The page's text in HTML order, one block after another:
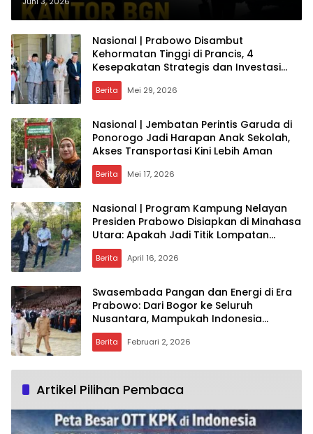
Dampaknya bagi Program Makan
Bergizi Gratis?Nasional | Prabowo Disambut
Kehormatan Tinggi di Prancis, 4
Kesepakatan Strategis dan Investasi
Triliunan Jadi Sorotan Dunia
Berita Mei 29, 2026
Nasional | Jembatan Perintis Garuda di
Ponorogo Jadi Harapan Anak Sekolah,
Akses Transportasi Kini Lebih Aman
Berita Mei 17, 2026
Nasional | Program Kampung Nelayan
Presiden Prabowo Disiapkan di Minahasa
Utara: Apakah Jadi Titik Lompatan
Ekonomi Pesisir?
Berita April 16, 2026
Swasembada Pangan dan Energi di Era
Prabowo: Dari Bogor ke Seluruh
Nusantara, Mampukah Indonesia
Mandiri?
Berita Februari 2, 2026
Artikel Pilihan Pembaca